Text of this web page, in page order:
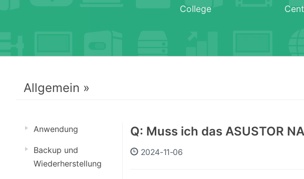
College
Allgemein »
Anwendung
Backup und
Wiederherstellung
Q: Muss ich das ASUSTOR
2024-11-06